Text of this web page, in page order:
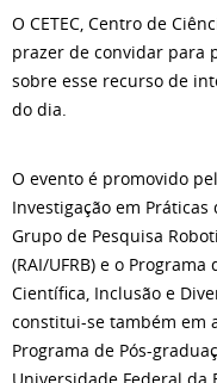
O CETEC, Centro de
prazer de convidar para
sobre esse recurso de
do dia.
O evento é promovido
Investigação em Práticas
Grupo de Pesquisa
(RAI/UFRB) e o
Científica, Inclusão e
constitui-se também em
Programa de Pós-
Universidade Federal da